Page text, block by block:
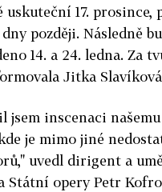
uskuteční 17.
dny později. Následně
14. a 24. ledna. Za
Jitka
jsem inscenaci
je mimo jiné
uvedl dirigent a
Státní opery Petr